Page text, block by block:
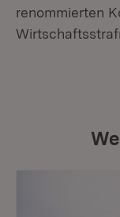
renommierten